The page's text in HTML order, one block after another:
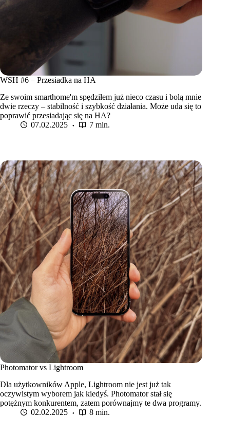
WSH #6 – Przesiadka na HA
Ze swoim smarthome'm spędziłem już nieco czasu i bolą mnie
dwie rzeczy – stabilność i szybkość działania. Może uda się to
poprawić przesiadając się na HA?
07.02.2025
7 min.
Photomator vs Lightroom
Dla użytkowników Apple, Lightroom nie jest już tak
oczywistym wyborem jak kiedyś. Photomator stał się
potężnym konkurentem, zatem porównajmy te dwa programy.
02.02.2025
8 min.